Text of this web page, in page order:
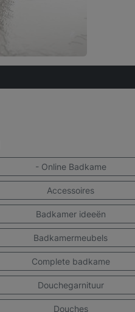
- Online Badkame
Accessoires
Badkamer ideeën
Badkamermeubels
Complete badkame
Douchegarnituur
Douches